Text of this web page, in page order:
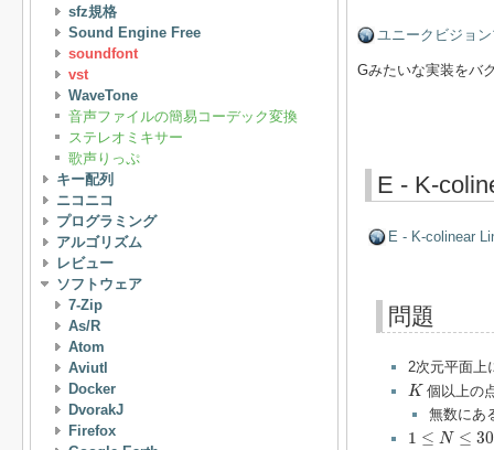
sfz規格
Sound Engine Free
soundfont
vst
WaveTone
音声ファイルの簡易コーデック変換
ステレオミキサー
歌声りっぷ
キー配列
ニコニコ
プログラミング
アルゴリズム
レビュー
ソフトウェア
7-Zip
As/R
Atom
Aviutl
Docker
DvorakJ
Firefox
ユニークビジョ
Gみたいな実装をバ
E - K-
E - K-colinear
問題
2次元平面上
K
K 個以上の
無数にあ
1 ≤ N ≤
1 ≤N ≤300